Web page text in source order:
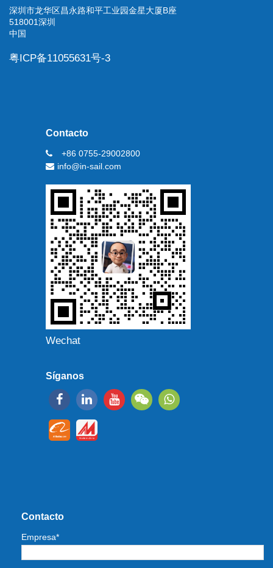
深圳市龙华区昌永路和平工业园金星大厦B座
518001深圳
中国
粤ICP备11055631号-3
Contacto
+86 0755-29002800
info@in-sail.com
Wechat
Síganos
Contacto
Empresa*